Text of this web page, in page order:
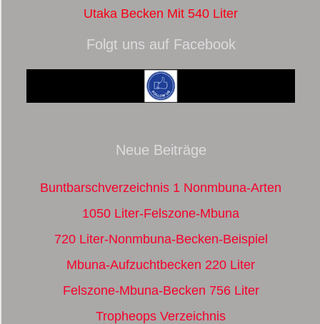
Utaka Becken Mit 540 Liter
Folgt uns auf Facebook
Neue Beiträge
Buntbarschverzeichnis 1 Nonmbuna-Arten
1050 Liter-Felszone-Mbuna
720 Liter-Nonmbuna-Becken-Beispiel
Mbuna-Aufzuchtbecken 220 Liter
Felszone-Mbuna-Becken 756 Liter
Tropheops Verzeichnis